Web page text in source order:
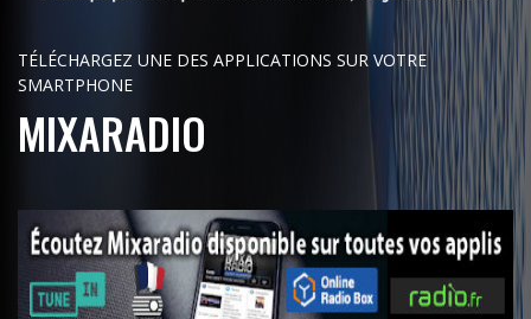
TÉLÉCHARGEZ UNE DES APPLICATIONS SUR VOTRE
SMARTPHONE
MIXARADIO